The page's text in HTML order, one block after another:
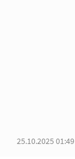
25.10.2025 01:49